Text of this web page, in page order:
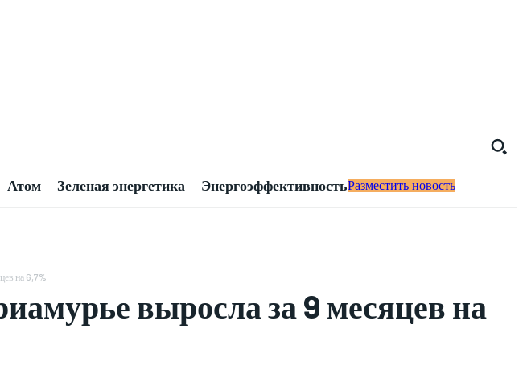
Атом Зеленая энергетика ЭнергоэффективностьРазместить новость
на 6,7%
выросла за 9 месяцев на